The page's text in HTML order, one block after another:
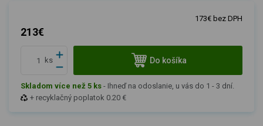
213€
173€ bez DPH
ks Do košíka
+ recyklačný poplatok 0.20 €
Skladom více než 5 ks - Ihneď na odoslanie, u vás do 1 - 3 dní.